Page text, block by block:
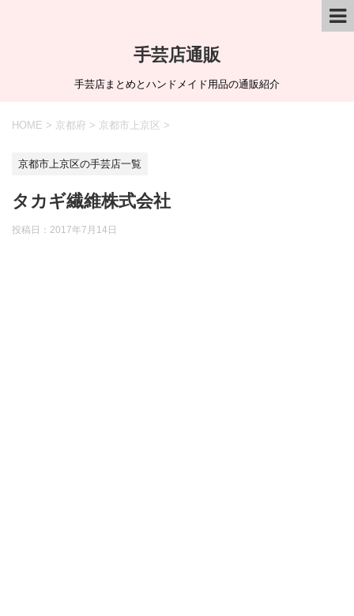
手芸店通販
手芸店まとめとハンドメイド用品の通販紹介
HOME > 京都府 > 京都市上京区 >
京都市上京区の手芸店一覧
タカギ繊維株式会社
投稿日： 2017年7月14日